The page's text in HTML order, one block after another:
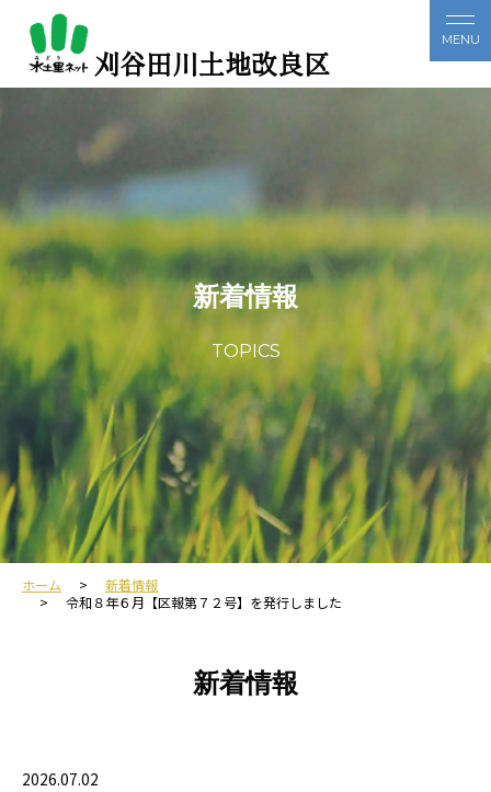
刈谷田川土地改良区
新着情報
TOPICS
ホーム
新着情報
令和８年６月【区報第７２号】を発行しました
新着情報
2026.07.02